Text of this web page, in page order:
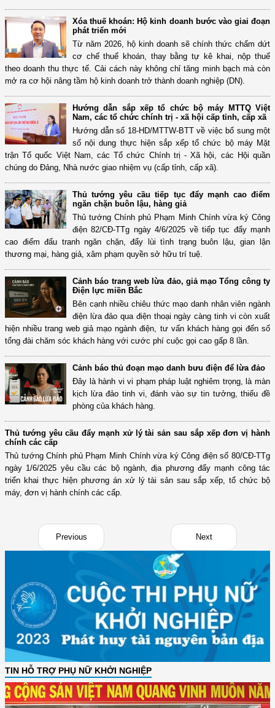
Xóa thuế khoán: Hộ kinh doanh bước vào giai đoạn
phát triển mới
Từ năm 2026, hộ kinh doanh sẽ chính thức chấm dứt
cơ chế thuế khoán, thay bằng tự kê khai, nộp thuế
theo doanh thu thực tế. Cải cách này không chỉ tăng minh bạch mà còn
mở ra cơ hội nâng tầm hộ kinh doanh trở thành doanh nghiệp (DN).
Hướng dẫn sắp xếp tổ chức bộ máy MTTQ Việt
Nam, các tổ chức chính trị - xã hội cấp tỉnh, cấp xã
Hướng dẫn số 18-HD/MTTW-BTT về việc bổ sung một
số nội dung thực hiện sắp xếp tổ chức bộ máy Mặt
trận Tổ quốc Việt Nam, các Tổ chức Chính trị - Xã hội, các Hội quần
chúng do Đảng, Nhà nước giao nhiệm vụ (cấp tỉnh, cấp xã).
Thủ tướng yêu cầu tiếp tục đẩy mạnh cao điểm
ngăn chặn buôn lậu, hàng giả
Thủ tướng Chính phủ Phạm Minh Chính vừa ký Công
điện 82/CĐ-TTg ngày 4/6/2025 về tiếp tục đẩy mạnh
cao điểm đấu tranh ngăn chặn, đẩy lùi tình trạng buôn lậu, gian lận
thương mại, hàng giả, xâm phạm quyền sở hữu trí tuệ.
Cảnh báo trang web lừa đảo, giả mạo Tổng công ty
Điện lực miền Bắc
Bên cạnh nhiều chiêu thức mạo danh nhân viên ngành
điện lừa đảo qua điện thoại ngày càng tinh vi còn xuất
hiện nhiều trang web giả mạo ngành điện, tư vấn khách hàng gọi đến số
tổng đài chăm sóc khách hàng với cước phí cuộc gọi cao gấp 8 lần.
Cảnh báo thủ đoạn mạo danh bưu điện để lừa đảo
Đây là hành vi vi phạm pháp luật nghiêm trọng, là màn
kịch lừa đảo tinh vi, đánh vào sự tin tưởng, thiếu đề
phòng của khách hàng.
Thủ tướng yêu cầu đẩy mạnh xử lý tài sản sau sắp xếp đơn vị hành
chính các cấp
Thủ tướng Chính phủ Phạm Minh Chính vừa ký Công điện số 80/CĐ-TTg
ngày 1/6/2025 yêu cầu các bộ ngành, địa phương đẩy mạnh công tác
triển khai thực hiện phương án xử lý tài sản sau sắp xếp, tổ chức bộ
máy, đơn vị hành chính các cấp.
Previous Next
TIN HỖ TRỢ PHỤ NỮ KHỞI NGHIỆP